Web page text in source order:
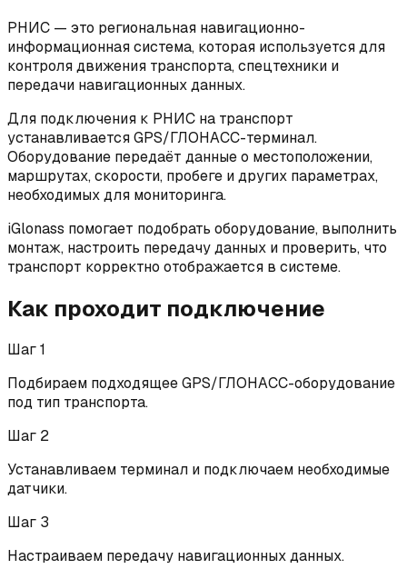
РНИС — это региональная навигационно-
информационная система, которая используется для
контроля движения транспорта, спецтехники и
передачи навигационных данных.
Для подключения к РНИС на транспорт
устанавливается GPS/ГЛОНАСС-терминал.
Оборудование передаёт данные о местоположении,
маршрутах, скорости, пробеге и других параметрах,
необходимых для мониторинга.
iGlonass помогает подобрать оборудование, выполнить
монтаж, настроить передачу данных и проверить, что
транспорт корректно отображается в системе.
Как проходит подключение
Шаг1
Подбираем подходящее GPS/ГЛОНАСС-оборудование
под тип транспорта.
Шаг 2
Устанавливаем терминал и подключаем необходимые
датчики.
Шаг 3
Настраиваем передачу навигационных данных.